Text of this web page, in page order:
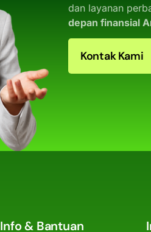
dan layanan
depan finansial
Kontak Kami
Info & Bantuan